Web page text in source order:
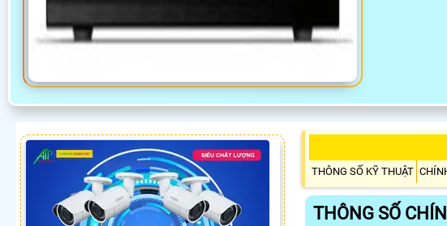
THÔNG SỐ KỸ THUẬT
THÔNG SỐ